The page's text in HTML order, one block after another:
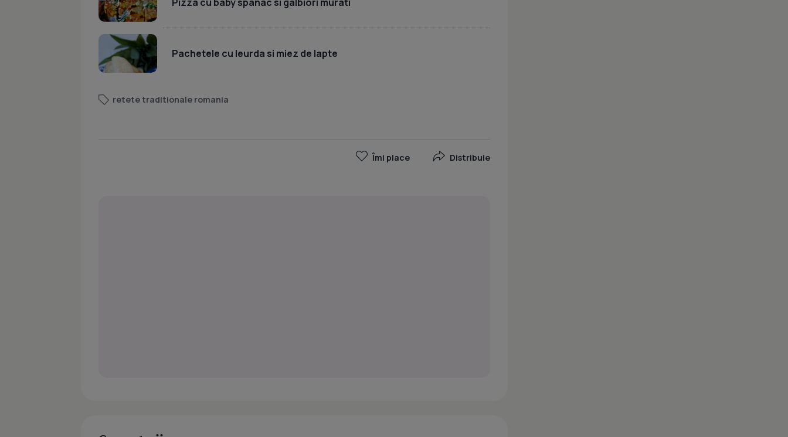
Pachetele cu leurda si miez de lapte
retete traditionale romania
Îmi place Distribuie